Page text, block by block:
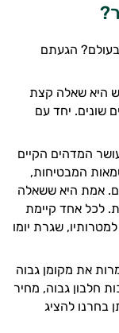
הגעתם
היא שאלה קצת
שונים. יחד עם
המדהים הקיים
המבטיחות,
אמת היא ששאלה
לכל אחד קיימת
שגרת יומו
את מקומן גבוה
חלבון גבוה, מחיר
בחרנו להציג